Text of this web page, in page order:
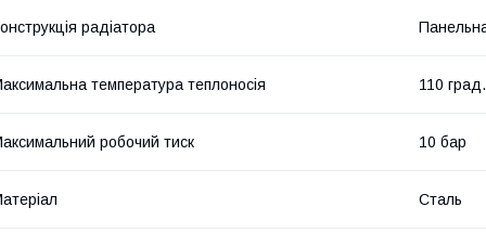
радіатора
температура теплоносія 110 град.
робочий тиск 10 бар
Сталь